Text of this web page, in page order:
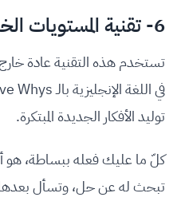
6- تقنية المستويات الخمسة
تستخدم هذه التقنية عادة
توليد الأفكار الجديدة المبتكرة.
كلّ ما عليك فعله ببساطة، هو
تبحث له عن حل، وتسأل